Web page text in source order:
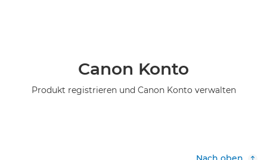
Canon Konto
Produkt registrieren und Canon Konto verwalten